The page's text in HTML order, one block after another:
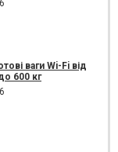
ваги Wi-Fi від
600 кг